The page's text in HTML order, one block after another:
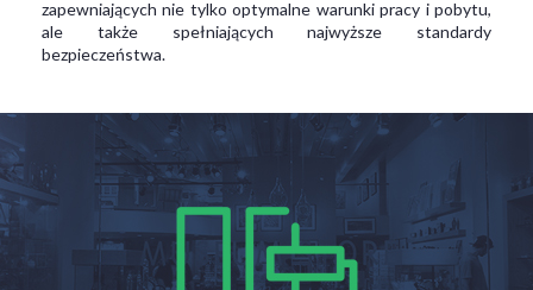
zapewniających nie tylko optymalne warunki pracy i pobytu,
ale także spełniających najwyższe standardy
bezpieczeństwa.